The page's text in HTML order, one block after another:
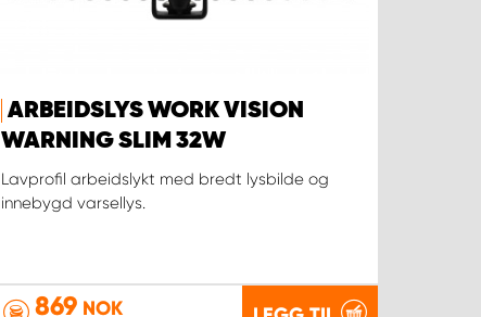
ARBEIDSLYS WORK VISION
WARNING SLIM 32W
Lavprofil arbeidslykt med bredt lysbilde og
innebygd varsellys.
869 NOK